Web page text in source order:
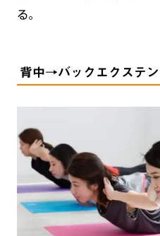
る。
背中→バックエクステン